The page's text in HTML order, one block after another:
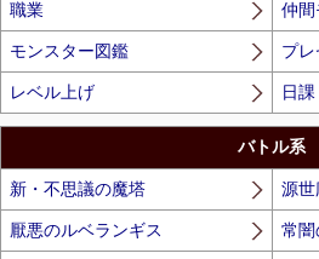
職業 仲間
モンスター図鑑 プ
レベル上げ 日課
バトル系
新・不思議の魔塔 源世
厭悪のルベランギス 常闇